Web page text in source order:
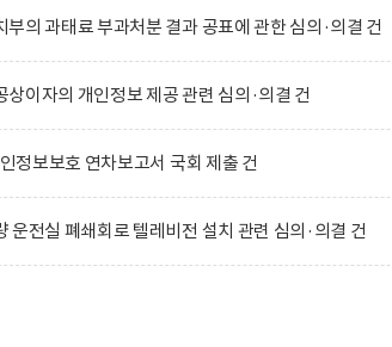
부의 과태료 부과처분 결과 공표에 관한 심의·의결 건
상이자의 개인정보 제공 관련 심의·의결 건
정보보호 연차보고서 국회 제출 건
운전실 폐쇄회로 텔레비전 설치 관련 심의·의결 건